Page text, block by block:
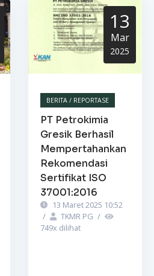
13
Mar
2025
BERITA / REPORTASE
PT Petrokimia
Gresik Berhasil
Mempertahankan
Rekomendasi
Sertifikat ISO
37001:2016
13 Maret 2025 10:52
/
TKMR PG /
749x dilihat